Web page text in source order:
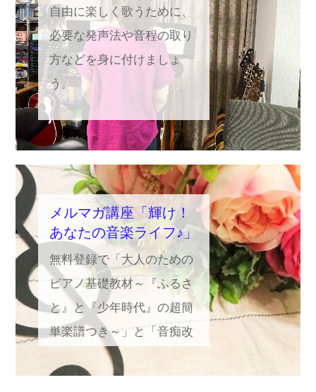
自由に楽しく歌うために、
必要な発声法や音程の取り
方などを身に付けましょ
う。
メルマガ講座「輝け！
あなたの音楽ライフ♪」
無料登録で「大人のための
ピアノ基礎教材～『ふるさ
と』と『少年時代』の超簡
単楽譜つき～」と「音痴改
善プログラム～一緒に練習
できる動画つき～」、他に